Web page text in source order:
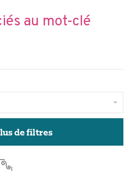
au mot-clé
de filtres